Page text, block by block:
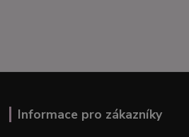
Informace pro zákazníky